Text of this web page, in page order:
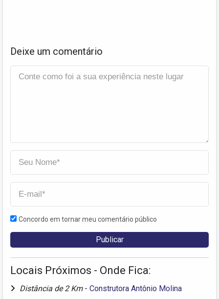
Deixe um comentário
Concordo em tornar meu comentário público
Locais Próximos - Onde Fica:
Distância de 2 Km - Construtora Antônio Molina